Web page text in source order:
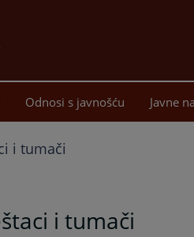
sadržaj
Odnosi s javnošću Javne
i tumači
i tumači